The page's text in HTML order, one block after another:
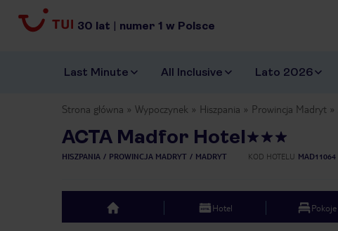
30 lat | numer 1 w Polsce
Last Minute All Inclusive Lato 2026
Strona główna Wypoczynek Hiszpania Prowincja Madryt
ACTA Madfor Hotel
HISZPANIA PROWINCJA MADRYT MADRYT KOD HOTELU MAD11064
top Hotel Pokoje